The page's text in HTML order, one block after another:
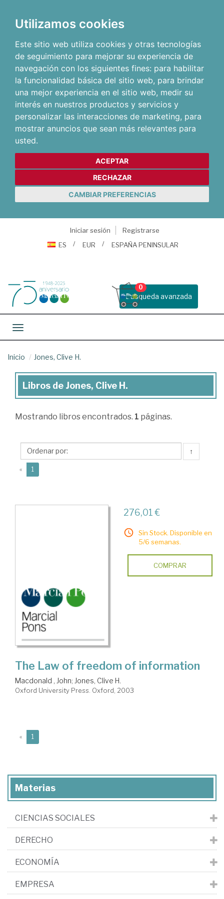
Utilizamos cookies
Este sitio web utiliza cookies y otras tecnologías
de seguimiento para mejorar su experiencia de
navegación con los siguientes fines: para habilitar
la funcionalidad básica del sitio web, para brindar
una mejor experiencia en el sitio web, medir su
interés en nuestros productos y servicios y
personalizar las interacciones de marketing, para
mostrar anuncios que sean más relevantes para
usted.
ACEPTAR
RECHAZAR
CAMBIAR PREFERENCIAS
Iniciar sesión
Registrarse
ES
EUR ESPAÑA PENINSULAR
Busqueda avanzada
0
Toggle navigation
Inicio Jones, Clive H.
Libros
Jones,
Libros de Jones, Clive H.
Mostrando libros encontrados. 1 páginas.
↑
« 1
276,01 €
Sin Stock. Disponible en
5/6 semanas.
COMPRAR
The Law of freedom of information
Macdonald , John; Jones, Clive H.
Oxford University Press. Oxford, 2003
« 1
Materias
CIENCIAS SOCIALES
DERECHO
ECONOMÍA
EMPRESA